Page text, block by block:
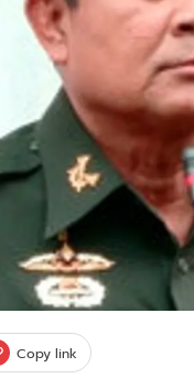
ติดตามสนุกโซเชียลได้ที่
เทศไทย) จำกัด
Copy link